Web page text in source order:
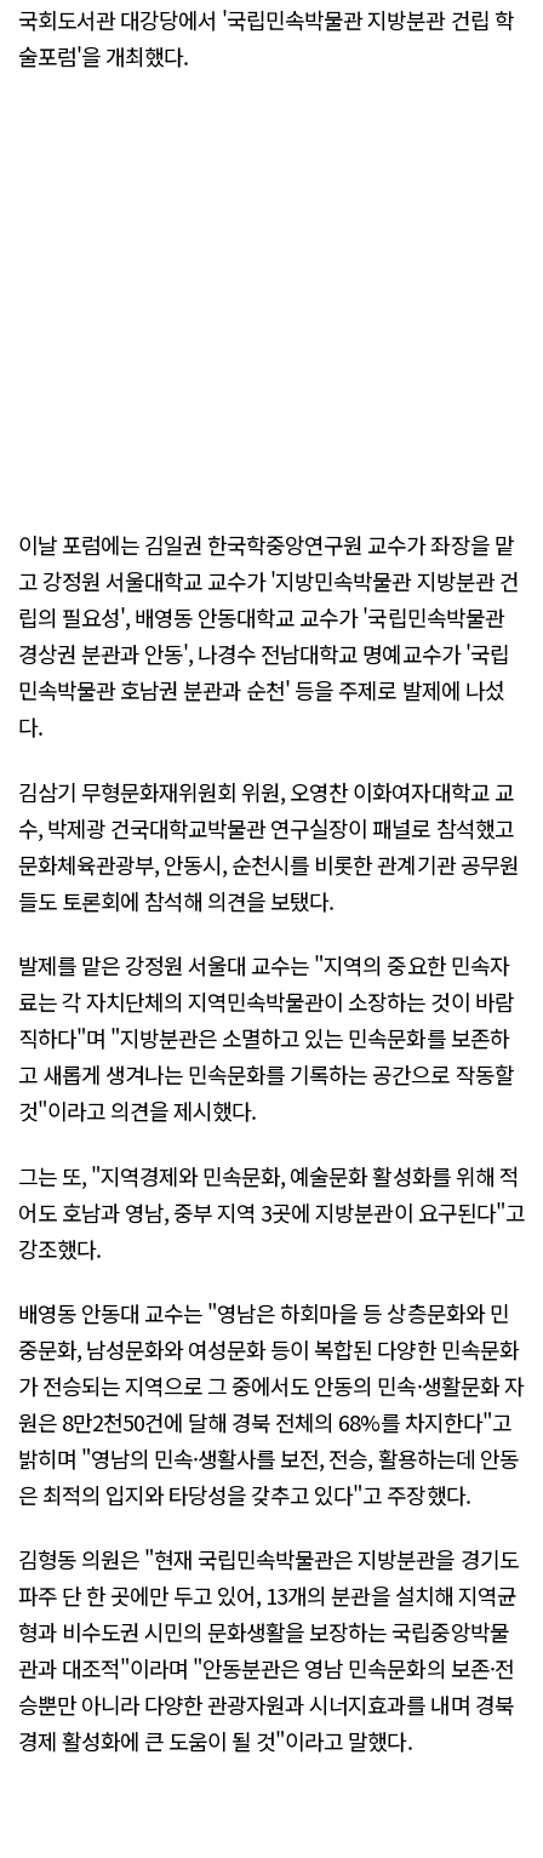
국회도서관 대강당에서 '국립민속박물관 지방분관 건립 학
술포럼'을 개최했다.
이날 포럼에는 김일권 한국학중앙연구원 교수가 좌장을 맡
고 강정원 서울대학교 교수가 '지방민속박물관 지방분관 건
립의 필요성', 배영동 안동대학교 교수가 '국립민속박물관
경상권 분관과 안동', 나경수 전남대학교 명예교수가 '국립
민속박물관 호남권 분관과 순천' 등을 주제로 발제에 나섰
다.
김삼기 무형문화재위원회 위원, 오영찬 이화여자대학교 교
수, 박제광 건국대학교박물관 연구실장이 패널로 참석했고
문화체육관광부, 안동시, 순천시를 비롯한 관계기관 공무원
들도 토론회에 참석해 의견을 보탰다.
발제를 맡은 강정원 서울대 교수는 "지역의 중요한 민속자
료는 각 자치단체의 지역민속박물관이 소장하는 것이 바람
직하다"며 "지방분관은 소멸하고 있는 민속문화를 보존하
고 새롭게 생겨나는 민속문화를 기록하는 공간으로 작동할
것"이라고 의견을 제시했다.
그는 또, "지역경제와 민속문화, 예술문화 활성화를 위해 적
어도 호남과 영남, 중부 지역 3곳에 지방분관이 요구된다"고
강조했다.
배영동 안동대 교수는 "영남은 하회마을 등 상층문화와 민
중문화, 남성문화와 여성문화 등이 복합된 다양한 민속문화
가 전승되는 지역으로 그 중에서도 안동의 민속·생활문화 자
원은 8만2천50건에 달해 경북 전체의 68%를 차지한다"고
밝히며 "영남의 민속·생활사를 보전, 전승, 활용하는데 안동
은 최적의 입지와 타당성을 갖추고 있다"고 주장했다.
김형동 의원은 "현재 국립민속박물관은 지방분관을 경기도
파주 단 한 곳에만 두고 있어, 13개의 분관을 설치해 지역균
형과 비수도권 시민의 문화생활을 보장하는 국립중앙박물
관과 대조적"이라며 "안동분관은 영남 민속문화의 보존·전
승뿐만 아니라 다양한 관광자원과 시너지효과를 내며 경북
경제 활성화에 큰 도움이 될 것"이라고 말했다.